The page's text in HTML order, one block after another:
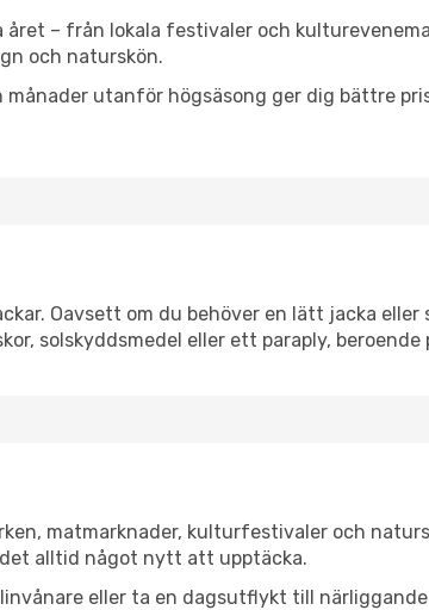
– från lokala festivaler och
och naturskön.
utanför högsäsong ger dig bättre
Oavsett om du behöver en lätt jacka
solskyddsmedel eller ett paraply, beroende
matmarknader, kulturfestivaler och
alltid något nytt att upptäcka.
eller ta en dagsutflykt till